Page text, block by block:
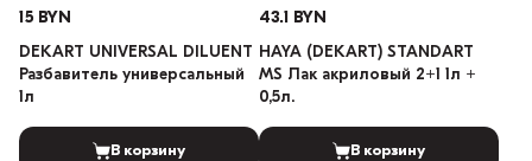
15 BYN
DEKART UNIVERSAL DILUENT
Разбавитель универсальный
1л
В корзину
43.1 BYN
HAYA (DEKART) STANDART
MS Лак акриловый 2+1 1л +
0,5л.
В корзину